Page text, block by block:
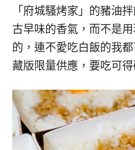
「府城騷烤家」的豬油
古早味的香氣，而不是
的，連不愛吃白飯的我
藏版限量供應，要吃可